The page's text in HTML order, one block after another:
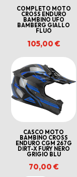
COMPLETO MOTO
CROSS ENDURO
BAMBINO UFO
BAMBERG GIALLO
FLUO
105,00 €
CASCO MOTO
BAMBINO CROSS
ENDURO CGM 267G
DIRT-X FURY NERO
GRIGIO BLU
70,00 €